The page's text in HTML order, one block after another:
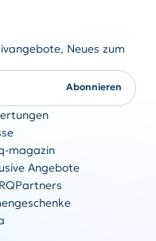
Neues zum
Abonnieren
magazin
Angebote